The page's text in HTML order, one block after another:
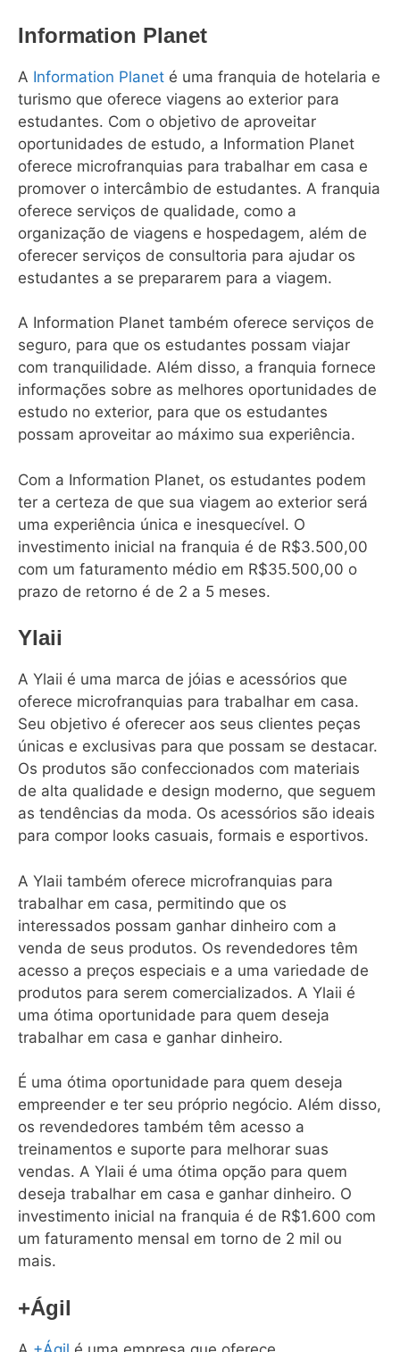
Information Planet
A Information Planet é uma franquia de hotelaria e
turismo que oferece viagens ao exterior para
estudantes. Com o objetivo de aproveitar
oportunidades de estudo, a Information Planet
oferece microfranquias para trabalhar em casa e
promover o intercâmbio de estudantes. A franquia
oferece serviços de qualidade, como a
organização de viagens e hospedagem, além de
oferecer serviços de consultoria para ajudar os
estudantes a se prepararem para a viagem.
A Information Planet também oferece serviços de
seguro, para que os estudantes possam viajar
com tranquilidade. Além disso, a franquia fornece
informações sobre as melhores oportunidades de
estudo no exterior, para que os estudantes
possam aproveitar ao máximo sua experiência.
Com a Information Planet, os estudantes podem
ter a certeza de que sua viagem ao exterior será
uma experiência única e inesquecível. O
investimento inicial na franquia é de R$3.500,00
com um faturamento médio em R$35.500,00 o
prazo de retorno é de 2 a 5 meses.
Ylaii
A Ylaii é uma marca de jóias e acessórios que
oferece microfranquias para trabalhar em casa.
Seu objetivo é oferecer aos seus clientes peças
únicas e exclusivas para que possam se destacar.
Os produtos são confeccionados com materiais
de alta qualidade e design moderno, que seguem
as tendências da moda. Os acessórios são ideais
para compor looks casuais, formais e esportivos.
A Ylaii também oferece microfranquias para
trabalhar em casa, permitindo que os
interessados ​​possam ganhar dinheiro com a
venda de seus produtos. Os revendedores têm
acesso a preços especiais e a uma variedade de
produtos para serem comercializados. A Ylaii é
uma ótima oportunidade para quem deseja
trabalhar em casa e ganhar dinheiro.
É uma ótima oportunidade para quem deseja
empreender e ter seu próprio negócio. Além disso,
os revendedores também têm acesso a
treinamentos e suporte para melhorar suas
vendas. A Ylaii é uma ótima opção para quem
deseja trabalhar em casa e ganhar dinheiro. O
investimento inicial na franquia é de R$1.600 com
um faturamento mensal em torno de 2 mil ou
mais.
+Ágil